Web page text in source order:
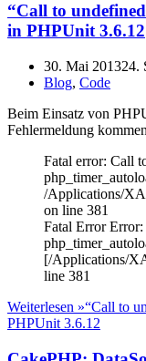
“Call to
in PHPUnit 3.6.12
30. Mai 201324.
Blog, Code
Beim Einsatz von
Fehlermeldung
Fatal error: Call
/Applications/
on line 381
Fatal Error
[/Applications/
line 381
Weiterlesen »“Call to
PHPUnit 3.6.12